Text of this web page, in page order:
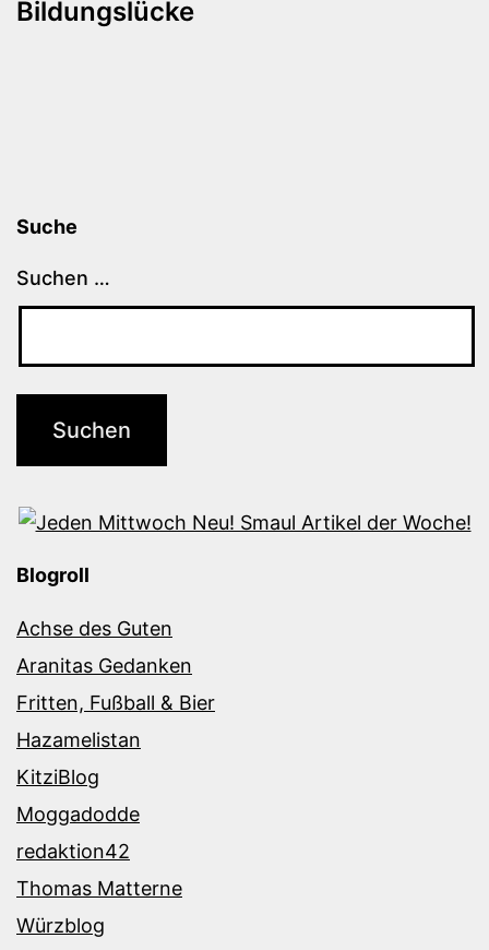
Bildungslücke
Suche
Suchen …
Blogroll
Achse des Guten
Aranitas Gedanken
Fritten, Fußball & Bier
Hazamelistan
KitziBlog
Moggadodde
redaktion42
Thomas Matterne
Würzblog